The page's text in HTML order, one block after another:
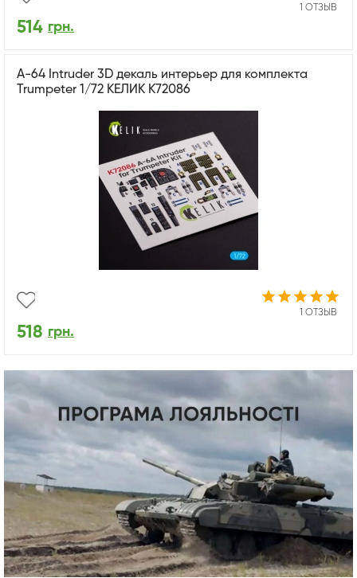
1 ОТЗЫВ
514 грн.
A-64 Intruder 3D декаль интерьер для комплекта
Trumpeter 1/72 КЕЛИК K72086
1 ОТЗЫВ
518 грн.